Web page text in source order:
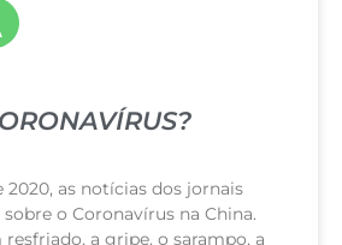
2020, as notícias dos jornais
o Coronavírus na China.
a gripe, o sarampo, a